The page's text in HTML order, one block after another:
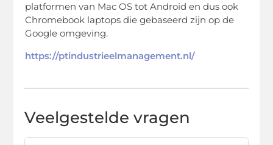
platformen van Mac OS tot Android en dus ook
Chromebook laptops die gebaseerd zijn op de
Google omgeving.
https://ptindustrieelmanagement.nl/
Veelgestelde vragen